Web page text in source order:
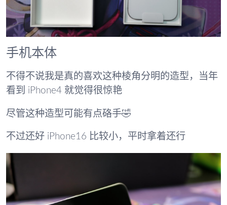
手机本体
不得不说我是真的喜欢这种棱角分明的造型，当年
看到 iPhone4 就觉得很惊艳
尽管这种造型可能有点硌手🤣
不过还好 iPhone16 比较小，平时拿着还行